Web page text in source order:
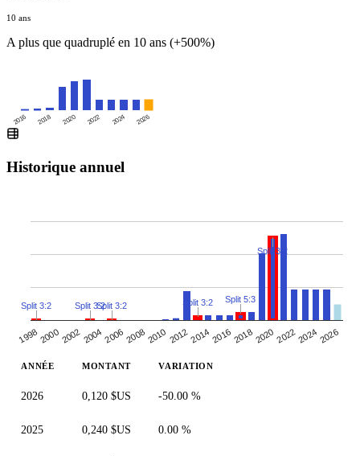
10 ans
A plus que quadruplé en 10 ans (+500%)
2016 2018 2020 2022 2024 2026
Historique annuel
1998200020022004200620082010 20122014201620182020202220242026
Split 3:2 Split 3:2Split 3:2 Split 3:2 Split 5:3
Split 3:2
ANNÉE MONTANT VARIATION
2026 0,120 $US -50.00 %
2025 0,240 $US 0.00 %